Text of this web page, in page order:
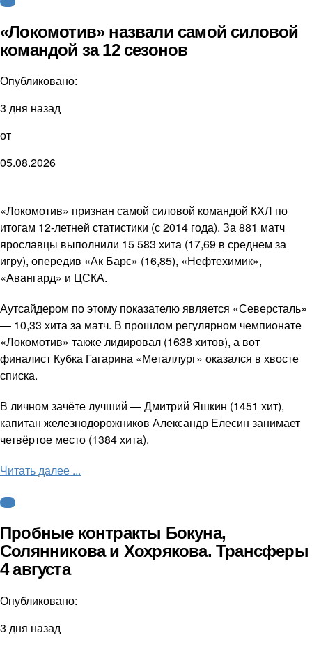
«Локомотив» назвали самой силовой
командой за 12 сезонов
Опубликовано:
3 дня назад
от
05.08.2026
«Локомотив» признан самой силовой командой КХЛ по
итогам 12-летней статистики (с 2014 года). За 881 матч
ярославцы выполнили 15 583 хита (17,69 в среднем за
игру), опередив «Ак Барс» (16,85), «Нефтехимик»,
«Авангард» и ЦСКА.
Аутсайдером по этому показателю является «Северсталь»
— 10,33 хита за матч. В прошлом регулярном чемпионате
«Локомотив» также лидировал (1638 хитов), а вот
финалист Кубка Гагарина «Металлург» оказался в хвосте
списка.
В личном зачёте лучший — Дмитрий Яшкин (1451 хит),
капитан железнодорожников Александр Елесин занимает
четвёртое место (1384 хита).
Читать далее ...
КХЛ
Пробные контракты Бокуна,
Солянникова и Хохрякова. Трансферы
4 августа
Опубликовано:
3 дня назад